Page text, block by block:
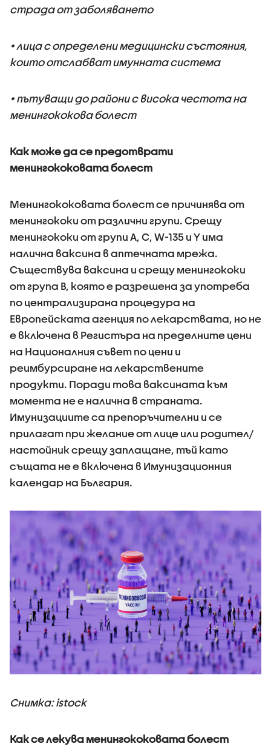
страда от заболяването
• лица с определени медицински състояния,
които отслабват имунната система
• пътуващи до райони с висока честота на
менингококова болест
Как може да се предотврати
менингококовата болест
Менингококовата болест се причинява от
менингококи от различни групи. Срещу
менингококи от групи A, C, W-135 и Y има
налична ваксина в аптечната мрежа.
Съществува ваксина и срещу менингококи
от група В, която е разрешена за употреба
по централизирана процедура на
Европейската агенция по лекарствата, но не
е включена в Регистъра на пределните цени
на Националния съвет по цени и
реимбурсиране на лекарствените
продукти. Поради това ваксината към
момента не е налична в страната.
Имунизациите са препоръчителни и се
прилагат при желание от лице или родител/
настойник срещу заплащане, тъй като
същата не е включена в Имунизационния
календар на България.
Снимка: istock
Как се лекува менингококовата болест